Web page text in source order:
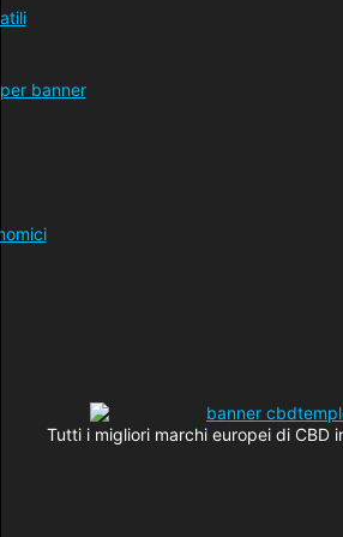
Tutti i migliori marchi europei di CBD